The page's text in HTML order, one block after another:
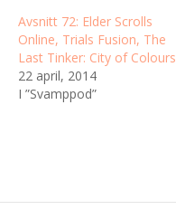
Avsnitt 72: Elder Scrolls
Online, Trials Fusion, The
Last Tinker: City of Colours
22 april, 2014
I ”Svamppod”